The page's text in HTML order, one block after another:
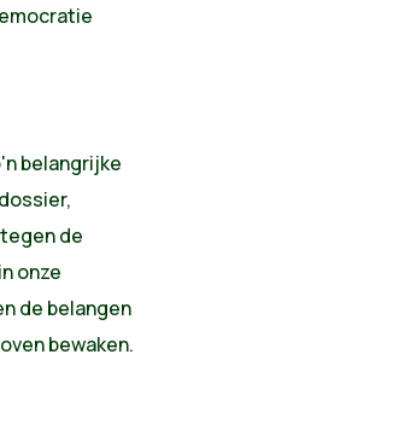
belangrijke
de
onze
de belangen
bewaken.